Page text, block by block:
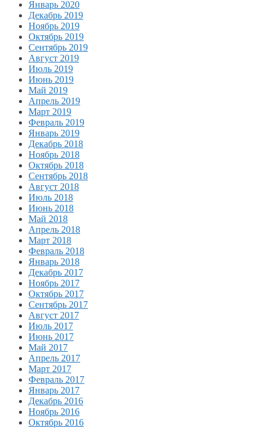
Январь 2020
Декабрь 2019
Ноябрь 2019
Октябрь 2019
Сентябрь 2019
Август 2019
Июль 2019
Июнь 2019
Май 2019
Апрель 2019
Март 2019
Февраль 2019
Январь 2019
Декабрь 2018
Ноябрь 2018
Октябрь 2018
Сентябрь 2018
Август 2018
Июль 2018
Июнь 2018
Май 2018
Апрель 2018
Март 2018
Февраль 2018
Январь 2018
Декабрь 2017
Ноябрь 2017
Октябрь 2017
Сентябрь 2017
Август 2017
Июль 2017
Июнь 2017
Май 2017
Апрель 2017
Март 2017
Февраль 2017
Январь 2017
Декабрь 2016
Ноябрь 2016
Октябрь 2016